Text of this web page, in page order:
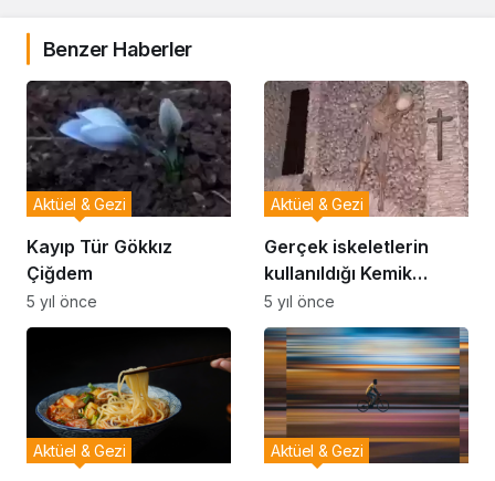
Benzer Haberler
Kayıp Tür Gökkız
Çiğdem
Aktüel & Gezi
5 yıl önce
Gerçek iskeletlerin
kullanıldığı Kemik
Şapeli
Aktüel & Gezi
5 yıl önce
Aktüel & Gezi Aktüel & Gezi